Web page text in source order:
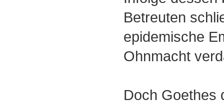
Betreuten
epidemische
Ohnmacht
Doch Goethes